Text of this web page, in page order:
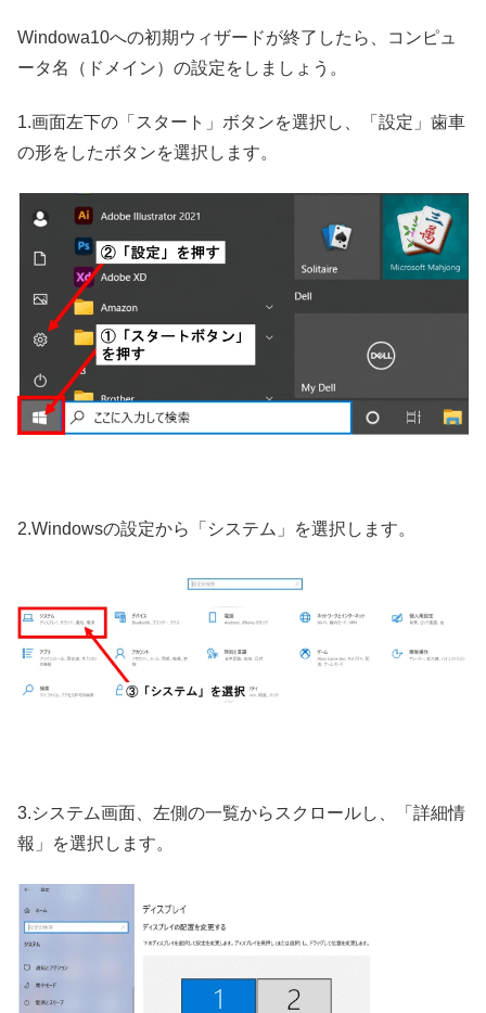
Windowa10への初期ウィザードが終了したら、コンピュ
ータ名（ドメイン）の設定をしましょう。
1.画面左下の「スタート」ボタンを選択し、「設定」歯車
の形をしたボタンを選択します。
2.Windowsの設定から「システム」を選択します。
3.システム画面、左側の一覧からスクロールし、「詳細情
報」を選択します。